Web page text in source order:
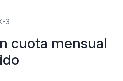
3
cuota mensual